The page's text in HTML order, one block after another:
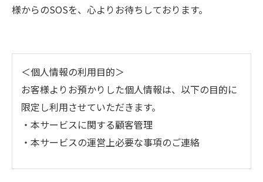
様からのSOSを、心よりお待ちしております。
＜個人情報の利用目的＞
お客様よりお預かりした個人情報は、以下の目的に
限定し利用させていただきます。
・本サービスに関する顧客管理
・本サービスの運営上必要な事項のご連絡